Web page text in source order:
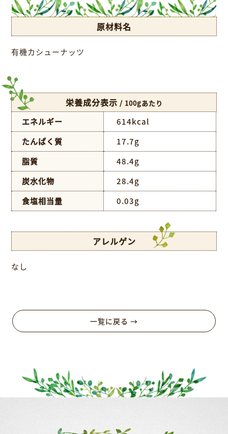
原材料名
有機カシューナッツ
栄養成分表示 / 100gあたり
エネルギー
614kcal
たんぱく質
17.7g
脂質
48.4g
炭水化物
28.4g
食塩相当量
0.03g
アレルゲン
なし
一覧に戻る →